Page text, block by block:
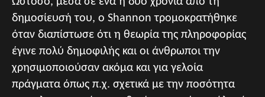
δημοσίευσή του, ο Shannon τρομοκρατήθηκε
όταν διαπίστωσε ότι η θεωρία της πληροφορίας
έγινε πολύ δημοφιλής και οι άνθρωποι την
χρησιμοποιούσαν ακόμα και για γελοία
πράγματα όπως π.χ. σχετικά με την ποσότητα